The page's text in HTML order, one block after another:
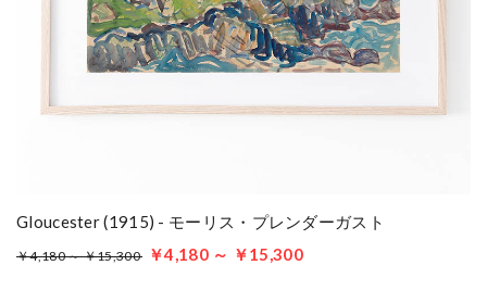
Gloucester (1915) - モーリス・プレンダーガスト
￥4,180 ～ ￥15,300 ￥4,180 ～ ￥15,300